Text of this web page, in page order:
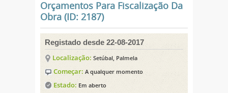
Orçamentos Para Fiscalização Da
Obra (ID: 2187)
Registado desde 22-08-2017
Localização: Setúbal, Palmela
Começar: A qualquer momento
Estado: Em aberto